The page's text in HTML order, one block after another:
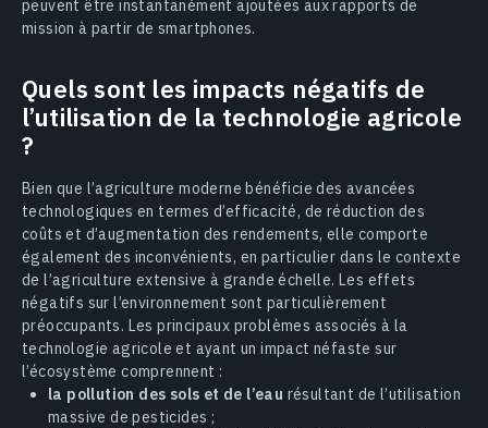
peuvent être instantanément ajoutées aux rapports de
mission à partir de smartphones.
Quels sont les impacts négatifs de
l’utilisation de la technologie agricole
?
Bien que l’agriculture moderne bénéficie des avancées
technologiques en termes d’efficacité, de réduction des
coûts et d’augmentation des rendements, elle comporte
également des inconvénients, en particulier dans le contexte
de l’agriculture extensive à grande échelle. Les effets
négatifs sur l’environnement sont particulièrement
préoccupants. Les principaux problèmes associés à la
technologie agricole et ayant un impact néfaste sur
l’écosystème comprennent :
la pollution des sols et de l’eau résultant de l’utilisation
massive de pesticides ;